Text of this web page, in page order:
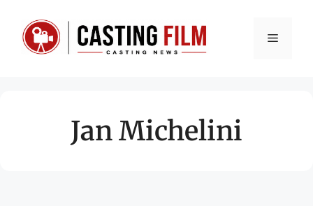
contenuto
Menu
Jan Michelini